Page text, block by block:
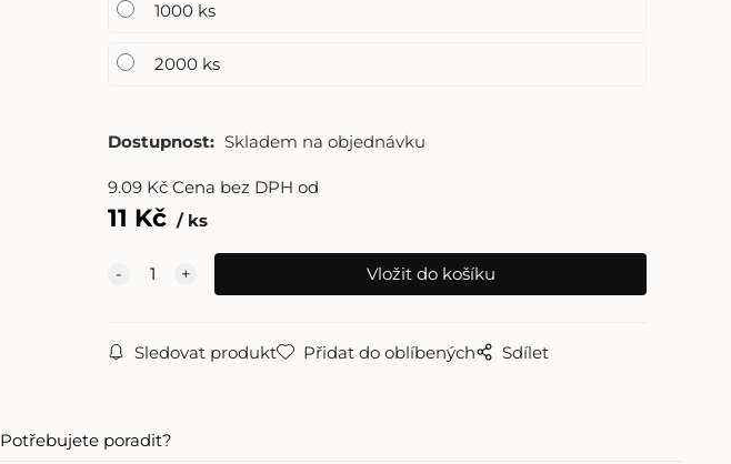
1000 ks
2000 ks
Dostupnost: Skladem na objednávku
9.09 KčCena bez DPH od
11 Kč ks
Sledovat produkt Přidat do oblíbených Sdílet
Potřebujete poradit?